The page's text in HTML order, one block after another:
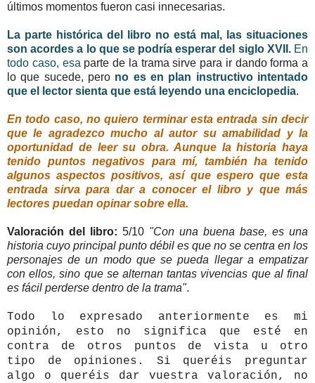
últimos momentos fueron casi innecesarias.
La parte histórica del libro no está mal, las situaciones
son acordes a lo que se podría esperar del siglo XVII.En
todo caso, esa parte de la trama sirve para ir dando forma a
lo que sucede, pero no es en plan instructivo intentado
que el lector sienta que está leyendo una enciclopedia.
En todo caso, no quiero terminar esta entrada sin decir
que le agradezco mucho al autor su amabilidad y la
oportunidad de leer su obra. Aunque la historia haya
tenido puntos negativos para mí, también ha tenido
algunos aspectos positivos, así que espero que esta
entrada sirva para dar a conocer el libro y que más
lectores puedan opinar sobre ella.
Valoración del libro: 5/10 "Con una buena base, es una
historia cuyo principal punto débil es que no se centra en los
personajes de un modo que se pueda llegar a empatizar
con ellos, sino que se alternan tantas vivencias que al final
es fácil perderse dentro de la trama".
Todo lo expresado anteriormente es mi
opinión, esto no significa que esté en
contra de otros puntos de vista u otro
tipo de opiniones. Si queréis preguntar
algo o queréis dar vuestra valoración, no